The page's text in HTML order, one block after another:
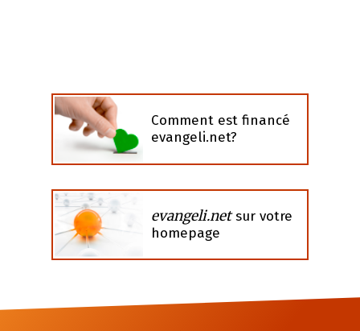
Comment est financé
evangeli.net?
evangeli.netsur votre
homepage